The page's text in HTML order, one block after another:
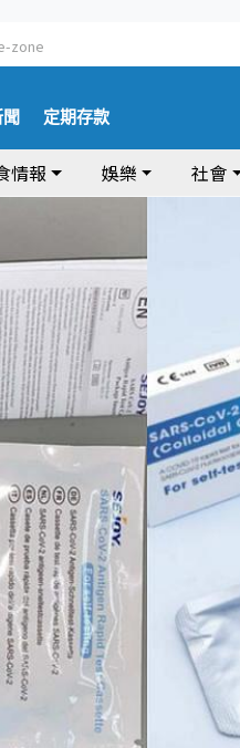
zone
定期存款
情報 娛樂 社會